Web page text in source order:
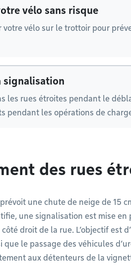
vélo sans risque
votre vélo sur le trottoir pour
signalisation
les rues étroites pendant le
pendant les opérations de
des rues
une chute de neige de 15
une signalisation est mise
droit de la rue. L’objectif est
le passage des véhicules
aux détenteurs de la